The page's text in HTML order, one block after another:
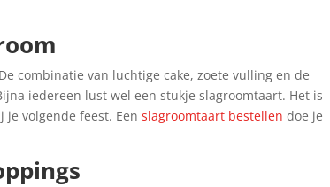
combinatie van luchtige cake, zoete vulling en de
iedereen lust wel een stukje slagroomtaart. Het is
je volgende feest. Eenslagroomtaart bestellen doe je